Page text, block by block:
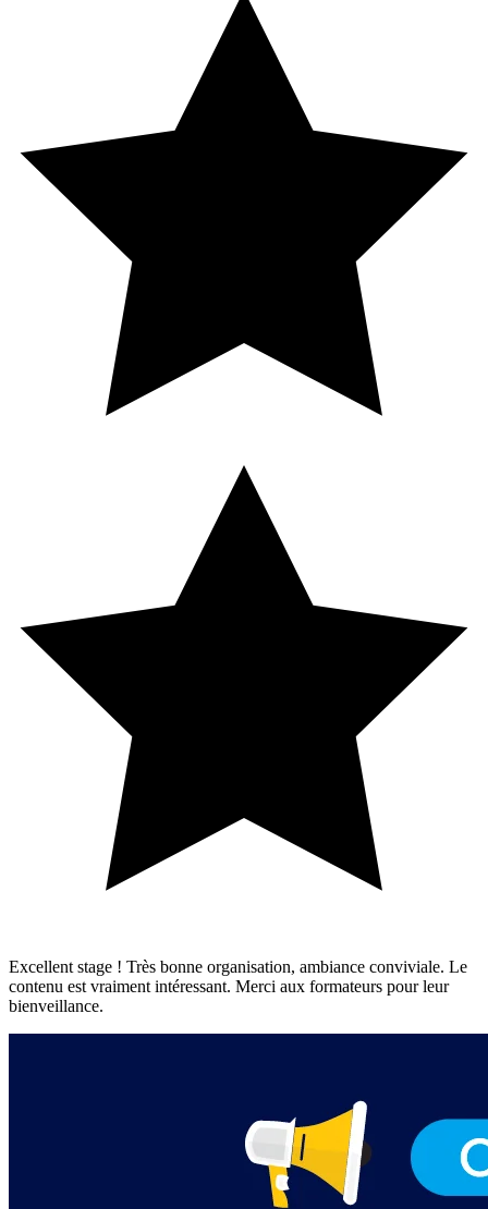
Excellent stage ! Très bonne organisation, ambiance conviviale. Le
contenu est vraiment intéressant. Merci aux formateurs pour leur
bienveillance.